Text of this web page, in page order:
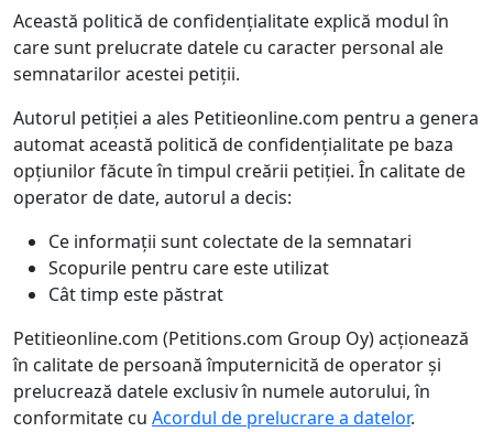
Această politică de confidențialitate explică modul în
care sunt prelucrate datele cu caracter personal ale
semnatarilor acestei petiții.
Autorul petiției a ales Petitieonline.com pentru a genera
automat această politică de confidențialitate pe baza
opțiunilor făcute în timpul creării petiției. În calitate de
operator de date, autorul a decis:
Ce informații sunt colectate de la semnatari
Scopurile pentru care este utilizat
Cât timp este păstrat
Petitieonline.com (Petitions.com Group Oy) acționează
în calitate de persoană împuternicită de operator și
prelucrează datele exclusiv în numele autorului, în
conformitate cu Acordul de prelucrare a datelor.